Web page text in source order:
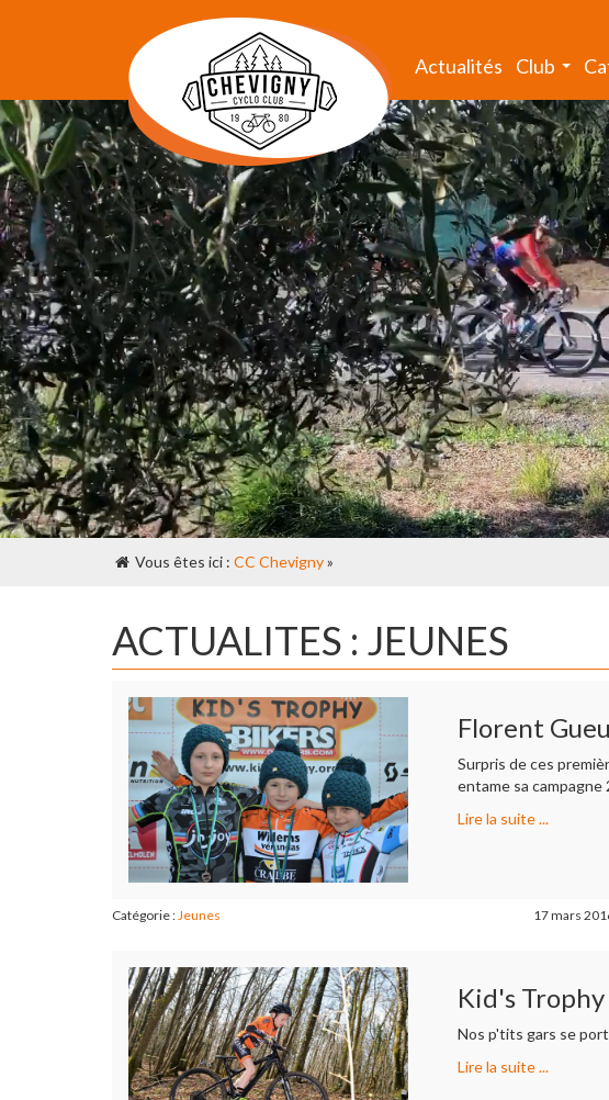
Actualités Club
Vous êtes ici : CC Chevigny»
ACTUALITES : JEUNES
Florent
Surpris de ces
entame sa
Lire la suite ...
Catégorie : Jeunes 17 mars
Kid's
Nos p'tits gars se
Lire la suite ...